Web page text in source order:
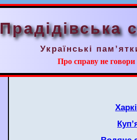
Прадідівська
Українські
Про справу не